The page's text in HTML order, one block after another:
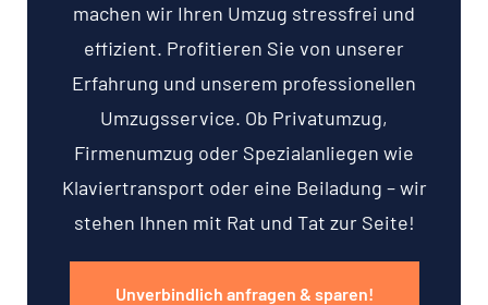
machen wir Ihren Umzug stressfrei und
effizient. Profitieren Sie von unserer
Erfahrung und unserem professionellen
Umzugsservice. Ob Privatumzug,
Firmenumzug oder Spezialanliegen wie
Klaviertransport oder eine Beiladung – wir
stehen Ihnen mit Rat und Tat zur Seite!
Unverbindlich anfragen & sparen!